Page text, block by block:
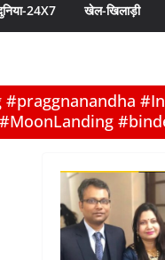
24X7 खेल-खिलाड़ी